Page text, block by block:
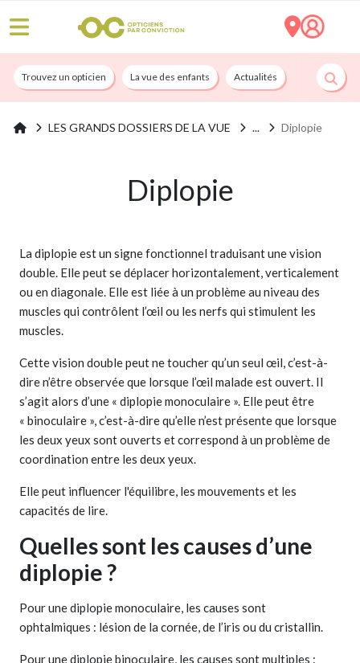
Trouvez un opticien La vue des enfants Actualités Nos services
LES GRANDS DOSSIERS DE LA VUE Diplopie
Diplopie
La diplopie est un signe fonctionnel traduisant une vision
double. Elle peut se déplacer horizontalement, verticalement
ou en diagonale. Elle est liée à un problème au niveau des
muscles qui contrôlent l’œil ou les nerfs qui stimulent les
muscles.
Cette vision double peut ne toucher qu’un seul œil, c’est-à-
dire n’être observée que lorsque l’œil malade est ouvert. Il
s’agit alors d’une « diplopie monoculaire ». Elle peut être
« binoculaire », c’est-à-dire qu’elle n’est présente que lorsque
les deux yeux sont ouverts et correspond à un problème de
coordination entre les deux yeux.
Elle peut influencer l'équilibre, les mouvements et les
capacités de lire.
Quelles sont les causes d’une
diplopie ?
Pour une diplopie monoculaire, les causes sont
ophtalmiques : lésion de la cornée, de l’iris ou du cristallin.
Pour une diplopie binoculaire, les causes sont multiples :